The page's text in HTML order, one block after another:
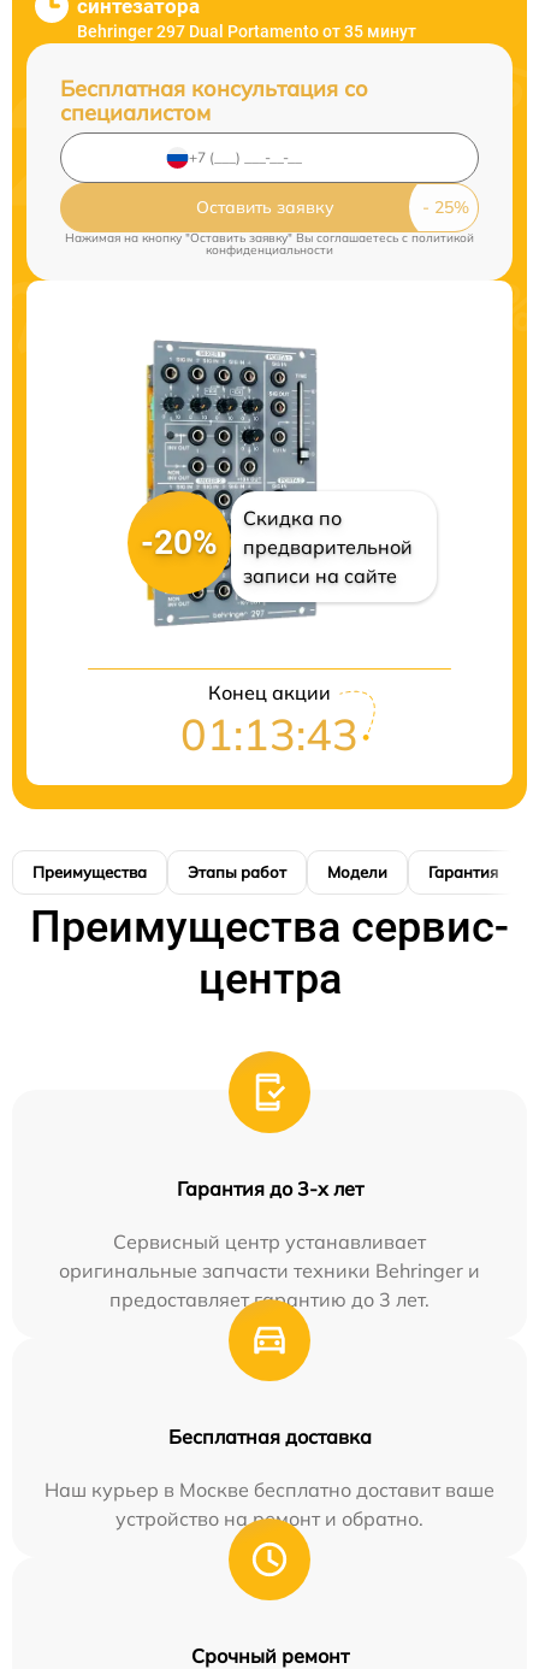
синтезатора
Behringer 297 Dual Portamento от 35 минут
Бесплатная консультация со
специалистом
Оставить заявку
Нажимая на кнопку "Оставить заявку" Вы соглашаетесь cполитикой
конфиденциальности
-20%
Скидка по
предварительной
записи на сайте
Конец акции
01:13:42
Преимущества Этапы работ Модели Гарантия
Преимущества сервис-
центра
Гарантия до 3-х лет
Сервисный центр устанавливает
оригинальные запчасти техники Behringer и
предоставляет гарантию до 3 лет.
Бесплатная доставка
Наш курьер в Москве бесплатно доставит ваше
устройство на ремонт и обратно.
Срочный ремонт